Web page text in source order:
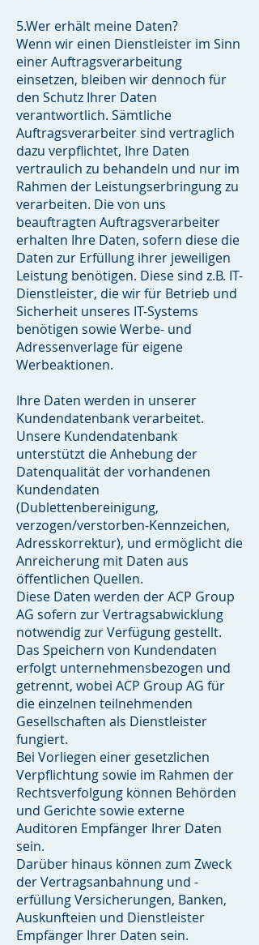
5.Wer erhält meine Daten?
Wenn wir einen Dienstleister im Sinn
einer Auftragsverarbeitung
einsetzen, bleiben wir dennoch für
den Schutz Ihrer Daten
verantwortlich. Sämtliche
Auftragsverarbeiter sind vertraglich
dazu verpflichtet, Ihre Daten
vertraulich zu behandeln und nur im
Rahmen der Leistungserbringung zu
verarbeiten. Die von uns
beauftragten Auftragsverarbeiter
erhalten Ihre Daten, sofern diese die
Daten zur Erfüllung ihrer jeweiligen
Leistung benötigen. Diese sind z.B. IT-
Dienstleister, die wir für Betrieb und
Sicherheit unseres IT-Systems
benötigen sowie Werbe- und
Adressenverlage für eigene
Werbeaktionen.
Ihre Daten werden in unserer
Kundendatenbank verarbeitet.
Unsere Kundendatenbank
unterstützt die Anhebung der
Datenqualität der vorhandenen
Kundendaten
(Dublettenbereinigung,
verzogen/verstorben-Kennzeichen,
Adresskorrektur), und ermöglicht die
Anreicherung mit Daten aus
öffentlichen Quellen.
Diese Daten werden der ACP Group
AG sofern zur Vertragsabwicklung
notwendig zur Verfügung gestellt.
Das Speichern von Kundendaten
erfolgt unternehmensbezogen und
getrennt, wobei ACP Group AG für
die einzelnen teilnehmenden
Gesellschaften als Dienstleister
fungiert.
Bei Vorliegen einer gesetzlichen
Verpflichtung sowie im Rahmen der
Rechtsverfolgung können Behörden
und Gerichte sowie externe
Auditoren Empfänger Ihrer Daten
sein.
Darüber hinaus können zum Zweck
der Vertragsanbahnung und -
erfüllung Versicherungen, Banken,
Auskunfteien und Dienstleister
Empfänger Ihrer Daten sein.